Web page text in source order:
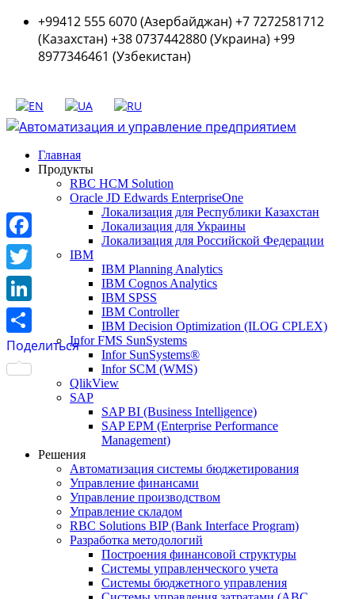
+99412 555 6070 (Азербайджан) +7 7272581712
(Казахстан) +38 0737442880 (Украина) +99
8977346461 (Узбекистан)
Главная
Продукты
RBC HCM Solution
Oracle JD Edwards EnterpriseOne
Локализация для Республики Казахстан
Локализация для Украины
Локализация для Российской Федерации
IBM
IBM Planning Analytics
IBM Cognos Analytics
IBM SPSS
IBM Controller
IBM Decision Optimization (ILOG CPLEX)
Infor FMS SunSystems
Infor SunSystems®
Infor SCM (WMS)
QlikView
SAP
SAP BI (Business Intelligence)
SAP EPM (Enterprise Performance
Management)
Решения
Автоматизация системы бюджетирования
Управление финансами
Управление производством
Управление складом
RBC Solutions BIP (Bank Interface Program)
Разработка методологий
Построения финансовой структуры
Системы управленческого учета
Системы бюджетного управления
Facebook
Twitter
LinkedIn
Поделиться